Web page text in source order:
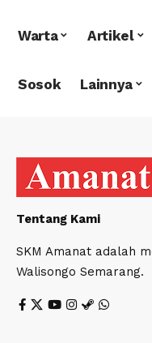
Warta Artikel
Sosok Lainnya
Tentang Kami
SKM Amanat adalah
Walisongo Semarang.